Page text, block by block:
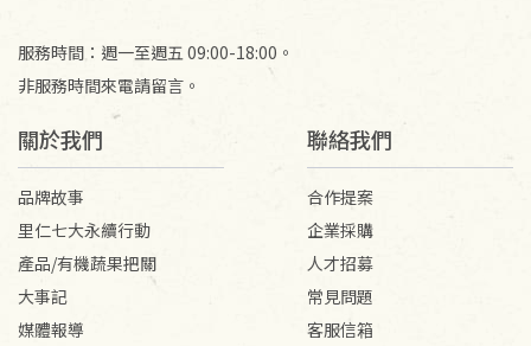
服務時間：週一至週五 09:00-18:00。
非服務時間來電請留言。
關於我們
品牌故事
里仁七大永續行動
產品/有機蔬果把關
大事記
媒體報導
聯絡我們
合作提案
企業採購
人才招募
常見問題
客服信箱